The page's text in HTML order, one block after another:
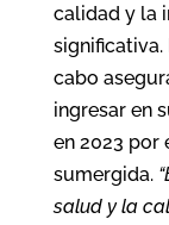
calidad y la
cabo
ingresar en
en 2023 por
sumergida.
salud y la